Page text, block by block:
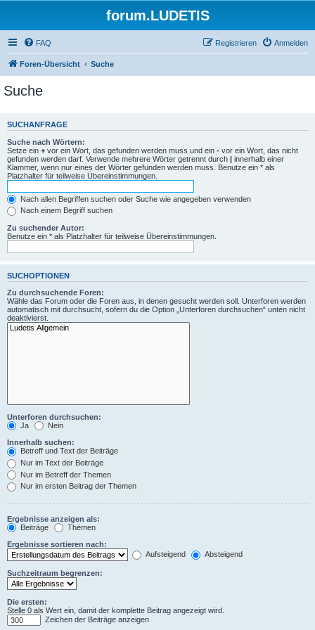
forum.LUDETIS
FAQ Anmelden
Registrieren
Foren-Übersicht Suche
Suche
SUCHANFRAGE
Suche nach Wörtern:
Setze ein + vor ein Wort, das gefunden werden muss und ein - vor ein Wort, das nicht
gefunden werden darf. Verwende mehrere Wörter getrennt durch | innerhalb einer
Klammer, wenn nur eines der Wörter gefunden werden muss. Benutze ein * als
Platzhalter für teilweise Übereinstimmungen.
Nach allen Begriffen suchen oder Suche wie angegeben verwenden
Nach einem Begriff suchen
Zu suchender Autor:
Benutze ein * als Platzhalter für teilweise Übereinstimmungen.
SUCHOPTIONEN
Zu durchsuchende Foren:
Wähle das Forum oder die Foren aus, in denen gesucht werden soll. Unterforen werden
automatisch mit durchsucht, sofern du die Option „Unterforen durchsuchen“ unten nicht
deaktivierst.
Unterforen durchsuchen:
Ja
Nein
Innerhalb suchen:
Betreff und Text der Beiträge
Nur im Text der Beiträge
Nur im Betreff der Themen
Nur im ersten Beitrag der Themen
Ergebnisse anzeigen als:
Beiträge
Themen
Ergebnisse sortieren nach:
Aufsteigend
Absteigend
Suchzeitraum begrenzen:
Die ersten:
Stelle 0 als Wert ein, damit der komplette Beitrag angezeigt wird.
Zeichen der Beiträge anzeigen